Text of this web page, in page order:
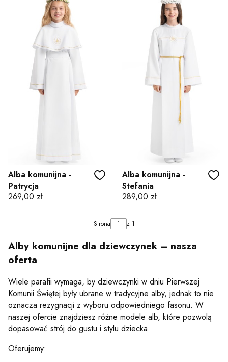
Alba komunijna -
Patrycja
Cena
269,00 zł
Alba komunijna -
Stefania
Cena
289,00 zł
Strona z 1
Alby komunijne dla dziewczynek – nasza
oferta
Wiele parafii wymaga, by dziewczynki w dniu Pierwszej
Komunii Świętej były ubrane w tradycyjne alby, jednak to nie
oznacza rezygnacji z wyboru odpowiedniego fasonu. W
naszej ofercie znajdziesz różne modele alb, które pozwolą
dopasować strój do gustu i stylu dziecka.
Oferujemy: